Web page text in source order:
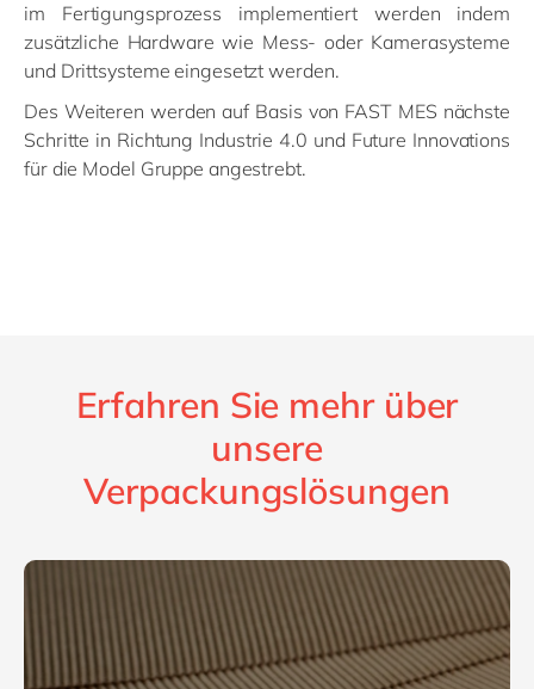
im Fertigungsprozess implementiert werden indem
zusätzliche Hardware wie Mess- oder Kamerasysteme
und Drittsysteme eingesetzt werden.
Des Weiteren werden auf Basis von FAST MES nächste
Schritte in Richtung Industrie 4.0 und Future Innovations
für die Model Gruppe angestrebt.
Erfahren Sie mehr über
unsere
Verpackungslösungen